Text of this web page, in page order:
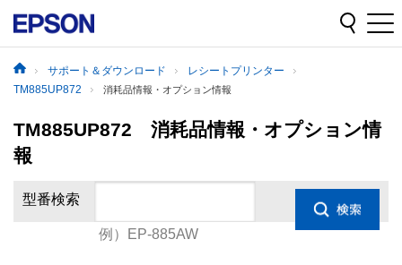
サポート＆ダウンロード
レシートプリンター
TM885UP872
消耗品情報・オプション情報
TM885UP872 消耗品情報・オプション情
報
型番検索
例）EP-885AW